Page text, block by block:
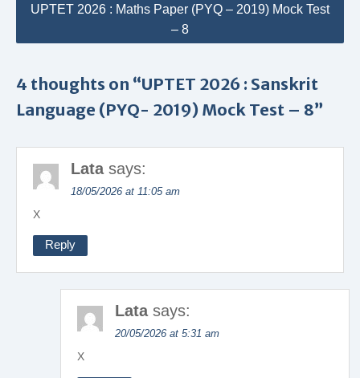
UPTET 2026 : Maths Paper (PYQ – 2019) Mock Test
– 8
4 thoughts on “UPTET 2026 : Sanskrit
Language (PYQ- 2019) Mock Test – 8”
Lata says:
18/05/2026 at 11:05 am
X
Reply
Lata says:
20/05/2026 at 5:31 am
X